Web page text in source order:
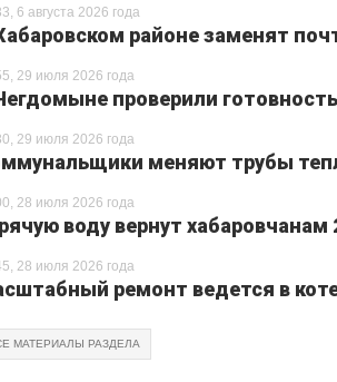
6 августа 2026 года
районе заменят
29 июля 2026 года
проверили
29 июля 2026 года
меняют трубы
28 июля 2026 года
воду вернут хабаровчанам
28 июля 2026 года
ремонт ведется в
МАТЕРИАЛЫ РАЗДЕЛА